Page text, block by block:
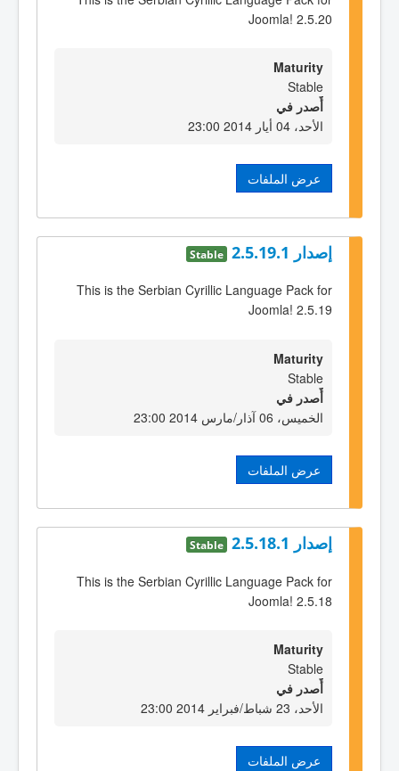
Joomla! 2.5.20
Maturity
Stable
أٌصدر في
الأحد، 04 أيار 2014 23:00
عرض الملفات
إصدار 2.5.19.1 Stable
This is the Serbian Cyrillic Language Pack for
Joomla! 2.5.19
Maturity
Stable
أٌصدر في
الخميس، 06 آذار/مارس 2014 23:00
عرض الملفات
إصدار 2.5.18.1 Stable
This is the Serbian Cyrillic Language Pack for
Joomla! 2.5.18
Maturity
Stable
أٌصدر في
الأحد، 23 شباط/فبراير 2014 23:00
عرض الملفات